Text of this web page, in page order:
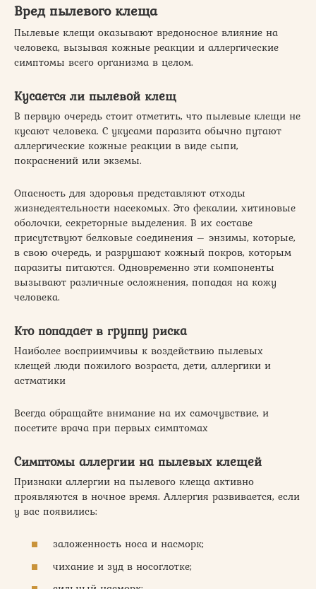
Вред пылевого клеща
Пылевые клещи оказывают вредоносное влияние на
человека, вызывая кожные реакции и аллергические
симптомы всего организма в целом.
Кусается ли пылевой клещ
В первую очередь стоит отметить, что пылевые клещи не
кусают человека. С укусами паразита обычно путают
аллергические кожные реакции в виде сыпи,
покраснений или экземы.
Опасность для здоровья представляют отходы
жизнедеятельности насекомых. Это фекалии, хитиновые
оболочки, секреторные выделения. В их составе
присутствуют белковые соединения – энзимы, которые,
в свою очередь, и разрушают кожный покров, которым
паразиты питаются. Одновременно эти компоненты
вызывают различные осложнения, попадая на кожу
человека.
Кто попадает в группу риска
Наиболее восприимчивы к воздействию пылевых
клещей люди пожилого возраста, дети, аллергики и
астматики
Всегда обращайте внимание на их самочувствие, и
посетите врача при первых симптомах
Симптомы аллергии на пылевых клещей
Признаки аллергии на пылевого клеща активно
проявляются в ночное время. Аллергия развивается, если
у вас появились:
заложенность носа и насморк;
чихание и зуд в носоглотке;